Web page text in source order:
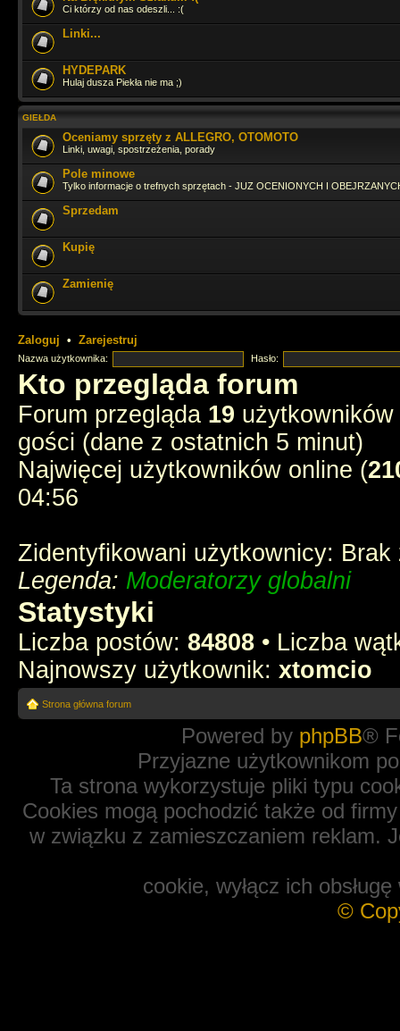
Zagląda, zagląda
Ja fejsbóczka nie mam wiec tutaj zagladam bo i tak odpalaja mi sie 3
dzieje
ło panie Tasior sie pojawił
ale miło tu czasem zajrzeć i poczytać stare dzieje
instagramy
3 ostatnich muszkieterów?
jednak ktoś tu zagląda
Ci którzy od nas odeszli... :(
Linki...
HYDEPARK
Hulaj dusza Piekła nie ma ;)
GIEŁDA
Oceniamy sprzęty z ALLEGRO, OTOMOTO
Linki, uwagi, spostrzeżenia, porady
Pole minowe
Tylko informacje o trefnych sprzętach - JUZ OCENIONYCH I
Sprzedam
Kupię
Zamienię
Zaloguj • Zarejestruj
Nazwa użytkownika: Hasło:
Kto przegląda forum
Forum przegląda 19
gości (dane z ostatnich 5 minut)
Najwięcej użytkowników online (
04:56
Zidentyfikowani użytkownicy:
Legenda: Moderatorzy globalni
Statystyki
Liczba postów: 84808 • Liczba
Najnowszy użytkownik: xtomcio
Strona główna forum
Powered by phpBB®
Przyjazne użytkownikom
Ta strona wykorzystuje pliki typu
Cookies mogą pochodzić także od
w związku z zamieszczaniem reklam.
cookie, wyłącz ich
©